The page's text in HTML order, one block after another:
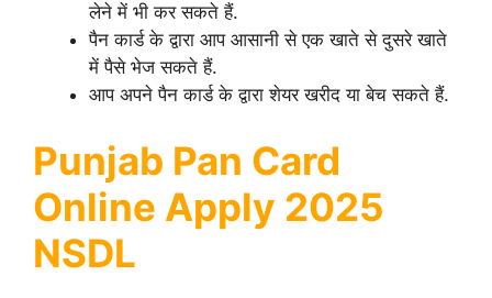
लेने में भी कर सकते हैं.
पैन कार्ड के द्वारा आप आसानी से एक खाते से दुसरे खाते
में पैसे भेज सकते हैं.
आप अपने पैन कार्ड के द्वारा शेयर खरीद या बेच सकते हैं.
Punjab Pan Card
Online Apply 2025
NSDL